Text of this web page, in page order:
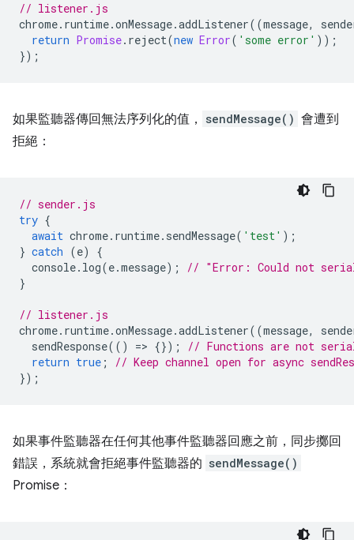
// listener.js
chrome. runtime.onMessage.addListener((message,
return Promise. reject(new Error( 'some error' ));
});
如果監聽器傳回無法序列化的值， sendMessage() 會遭到
拒絕：
// sender.js
try {
await chrome. runtime. sendMessage( 'test' );
} catch (e)
{
console. log(e.message);
// "Error: Could not
}
// listener.js
chrome. runtime.onMessage.addListener((message,
sendResponse(() => {});
// Functions are not
return true ;
// Keep channel open for async
});
如果事件監聽器在任何其他事件監聽器回應之前，同步擲回
錯誤，系統就會拒絕事件監聽器的 sendMessage()
Promise：